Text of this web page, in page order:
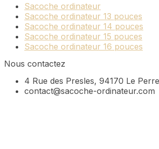
Sacoche ordinateur
Sacoche ordinateur 13 pouces
Sacoche ordinateur 14 pouces
Sacoche ordinateur 15 pouces
Sacoche ordinateur 16 pouces
Nous contactez
4 Rue des Presles, 94170 Le
contact@sacoche-ordinateur.com